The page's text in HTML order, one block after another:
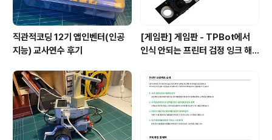
직관적코딩 12기 앱인벤터(인공
지능) 교사연수 후기
[게임판] 게임판 - TPBot에서
인식 안되는 프린터 검정 잉크 해